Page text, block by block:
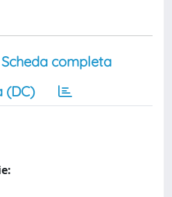
Scheda completa
(DC)